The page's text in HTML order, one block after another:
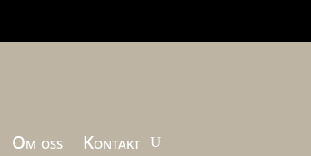
Om oss Kontakt